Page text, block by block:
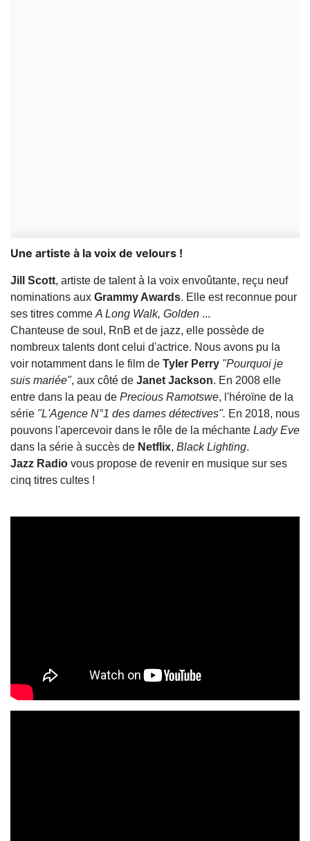
Une artiste à la voix de velours !
Jill Scott, artiste de talent à la voix envoûtante, reçu neuf
nominations aux Grammy Awards. Elle est reconnue pour
ses titres comme A Long Walk, Golden ...
Chanteuse de soul, RnB et de jazz, elle possède de
nombreux talents dont celui d'actrice. Nous avons pu la
voir notamment dans le film de Tyler Perry "Pourquoi je
suis mariée", aux côté de Janet Jackson. En 2008 elle
entre dans la peau de Precious Ramotswe, l'héroïne de la
série "L'Agence N°1 des dames détectives". En 2018, nous
pouvons l'apercevoir dans le rôle de la méchante Lady Eve
dans la série à succès de Netflix, Black Lighting.
Jazz Radio vous propose de revenir en musique sur ses
cinq titres cultes !